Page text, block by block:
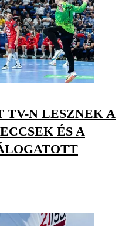
TV-N LESZNEK A
ÉS A